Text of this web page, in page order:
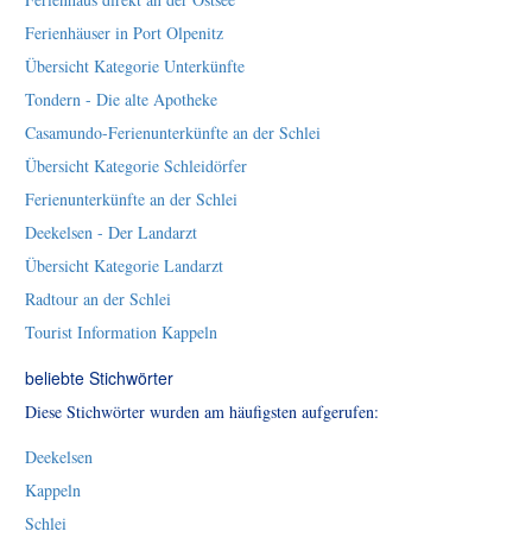
Ferienhäuser in Port Olpenitz
Übersicht Kategorie Unterkünfte
Tondern - Die alte Apotheke
Casamundo-Ferienunterkünfte an der Schlei
Übersicht Kategorie Schleidörfer
Ferienunterkünfte an der Schlei
Deekelsen - Der Landarzt
Übersicht Kategorie Landarzt
Radtour an der Schlei
Tourist Information Kappeln
beliebte Stichwörter
Diese Stichwörter wurden am häufigsten aufgerufen:
Deekelsen
Kappeln
Schlei